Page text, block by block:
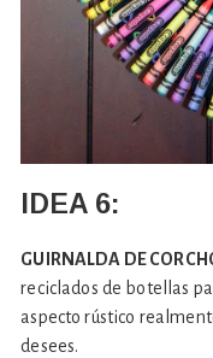
IDEA 6:
GUIRNALDA DE
reciclados de botellas
aspecto rústico
desees.